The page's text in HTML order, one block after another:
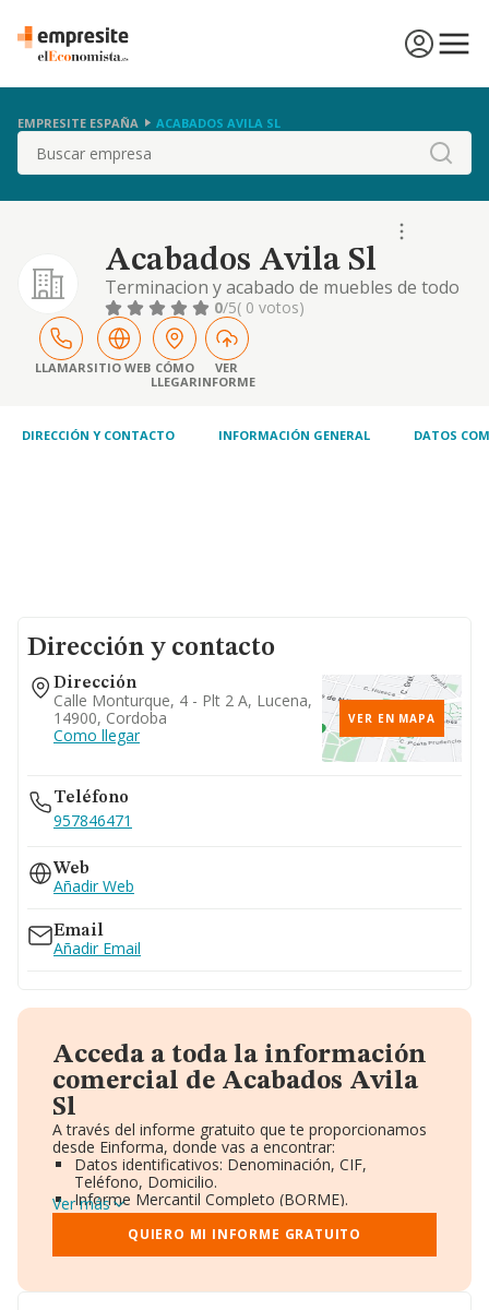
EMPRESITE ESPAÑA ACABADOS AVILA SL
Buscar
Acabados Avila Sl
Terminacion y acabado de muebles de todo
tipo.
0/5( 0 votos)
LLAMARSITIO WEB CÓMO
LLEGAR
VER
INFORME
DIRECCIÓN Y CONTACTO INFORMACIÓN GENERAL DATOS
Dirección y contacto
Dirección
Calle Monturque, 4 - Plt 2 A, Lucena,
14900, Cordoba
Como llegar
VER EN MAPA
Teléfono
957846471
Web
Añadir Web
Email
Añadir Email
Acceda a toda la información
comercial de Acabados Avila
Sl
A través del informe gratuito que te proporcionamos
desde Einforma, donde vas a encontrar:
Datos identificativos: Denominación, CIF,
Teléfono, Domicilio.
Informe Mercantil Completo (BORME).
Gráficos de Evolución Ventas y Empleados.
Consejo de Administración y Administradores.
Directivos y Ejecutivos.
Ver más
QUIERO MI INFORME GRATUITO